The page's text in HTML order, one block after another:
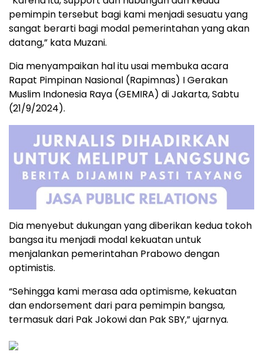
pemimpin tersebut bagi kami menjadi sesuatu yang
sangat berarti bagi modal pemerintahan yang akan
datang,” kata Muzani.
Dia menyampaikan hal itu usai membuka acara
Rapat Pimpinan Nasional (Rapimnas) I Gerakan
Muslim Indonesia Raya (GEMIRA) di Jakarta, Sabtu
(21/9/2024).
Dia menyebut dukungan yang diberikan kedua tokoh
bangsa itu menjadi modal kekuatan untuk
menjalankan pemerintahan Prabowo dengan
optimistis.
“Sehingga kami merasa ada optimisme, kekuatan
dan endorsement dari para pemimpin bangsa,
termasuk dari Pak Jokowi dan Pak SBY,” ujarnya.